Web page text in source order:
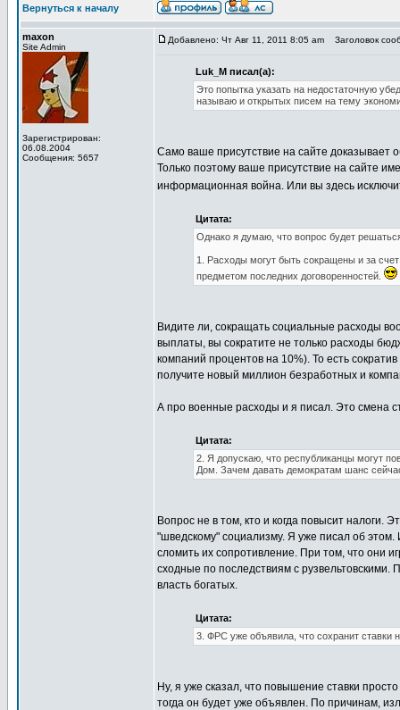
Вернуться к началу
maxon
Site Admin
Зарегистрирован:
06.08.2004
Сообщения: 5657
Добавлено: Чт Авг 11, 2011 8:05 am Заголовок
Luk_M писал(а):
Это попытка указать на недостаточную
называю и открытых писем на тему
Само ваше присутствие на сайте доказывает
Только поэтому ваше присутствие на сайте
информационная война. Или вы здесь
Цитата:
Однако я думаю, что вопрос будет
1. Расходы могут быть сокращены и за
предметом последних договоренностей.
Видите ли, сокращать социальные расходы
выплаты, вы сократите не только расходы
компаний процентов на 10%). То есть
получите новый миллион безработных и
А про военные расходы и я писал. Это смена
Цитата:
2. Я допускаю, что республиканцы могут
Дом. Зачем давать демократам шанс
Вопрос не в том, кто и когда повысит налоги.
"шведскому" социализму. Я уже писал об
сломить их сопротивление. При том, что они
сходные по последствиям с
власть богатых.
Цитата:
3. ФРС уже объявила, что сохранит ставки
Ну, я уже сказал, что повышение ставки
тогда он будет уже объявлен. По причинам,